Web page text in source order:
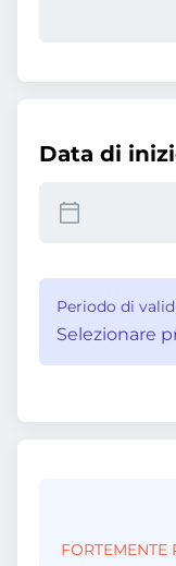
Data di
Periodo di
Selezionare
FORTEMENTE